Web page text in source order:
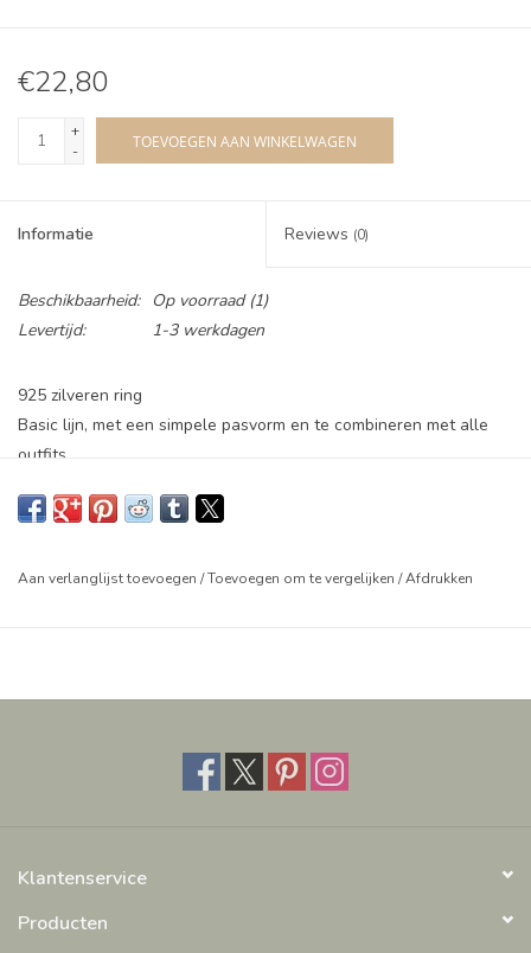
€22,80
+
-
TOEVOEGEN AAN WINKELWAGEN
Informatie Reviews (0)
Beschikbaarheid: Op voorraad(1)
Levertijd:
1-3 werkdagen
925 zilveren ring
Basic lijn, met een simpele pasvorm en te combineren met alle
outfits.
Afmeting: Ø 14 - 16 mm
Aan verlanglijst toevoegen /Toevoegen om te vergelijken /Afdrukken
Klantenservice
Producten